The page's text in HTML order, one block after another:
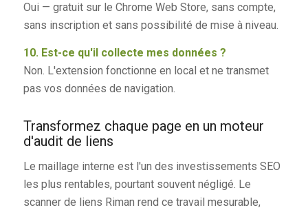
Oui — gratuit sur le Chrome Web Store, sans compte,
sans inscription et sans possibilité de mise à niveau.
10. Est-ce qu'il collecte mes données ?
Non. L'extension fonctionne en local et ne transmet
pas vos données de navigation.
Transformez chaque page en un moteur
d'audit de liens
Le maillage interne est l'un des investissements SEO
les plus rentables, pourtant souvent négligé. Le
scanner de liens Riman rend ce travail mesurable,